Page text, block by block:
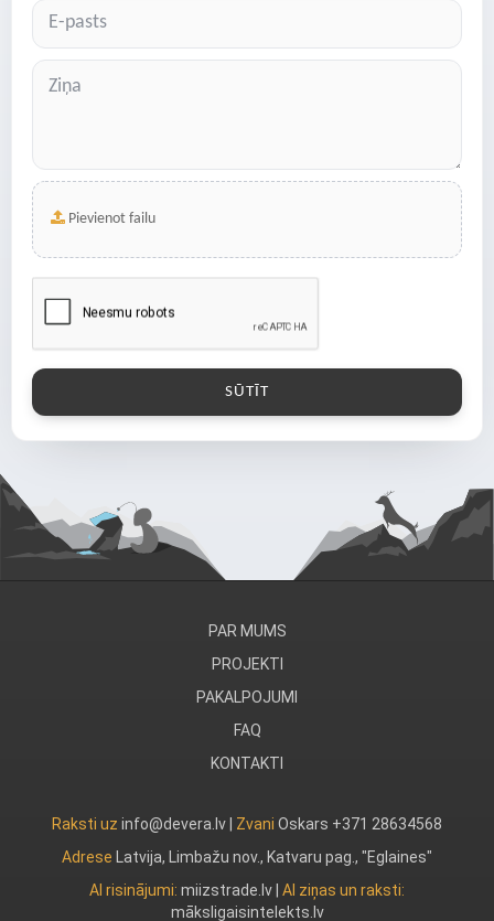
Pievienot failu
PAR MUMS
PROJEKTI
PAKALPOJUMI
FAQ
KONTAKTI
Raksti uz info@devera.lv | Zvani Oskars +371 28634568
Adrese
Latvija, Limbažu nov., Katvaru pag., "Eglaines"
AI risinājumi: miizstrade.lv AI ziņas un raksti:
māksligaisintelekts.lv